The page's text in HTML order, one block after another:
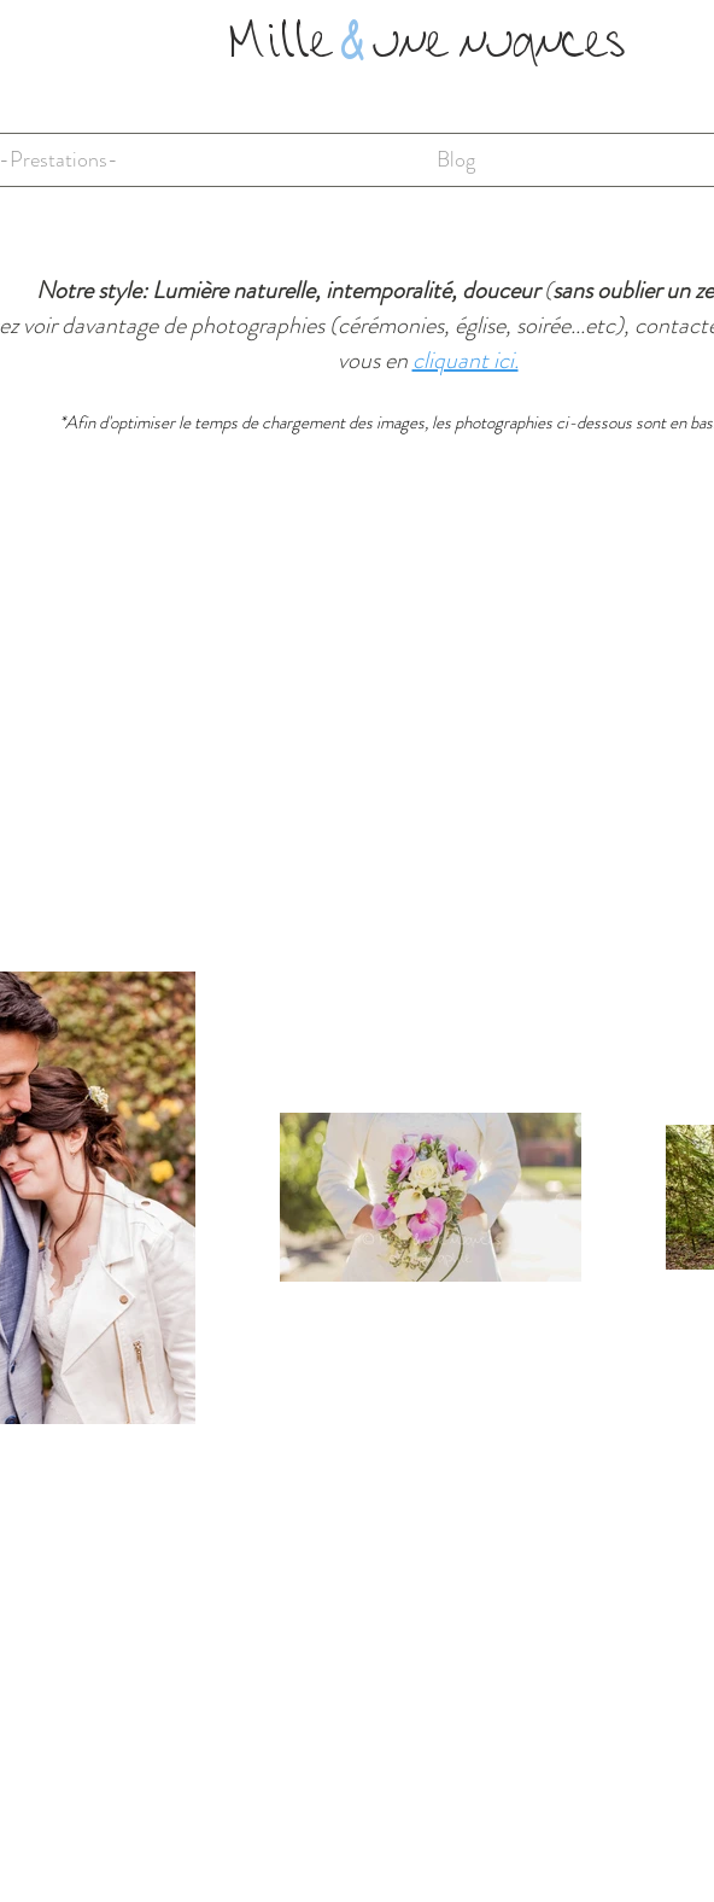
Mille&une nuances
-Prestations- Blog
Notre style: Lumière naturelle, intemporalité, douceur(sans oublier un
voir davantage de photographies (cérémonies, église, soirée...etc),
vous encliquant ici.
*Afin d'optimiser le temps de chargement des images, les photographies ci-dessous sont en